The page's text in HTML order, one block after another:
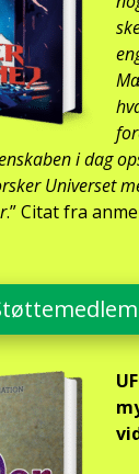
i dag
Uni­ver­set
.” Citat fra